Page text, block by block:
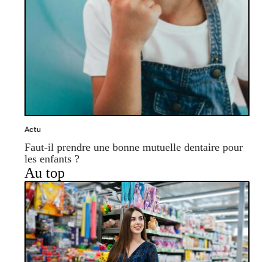
Actu
Faut-il prendre une bonne mutuelle dentaire pour
les enfants ?
Au top